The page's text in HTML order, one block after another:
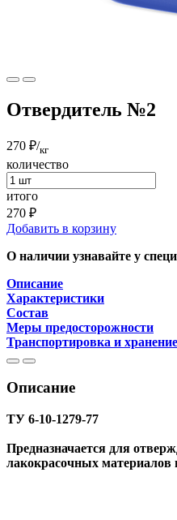
Отвердитель №2
270 ₽/кг
количество
итого
270 ₽
Добавить в корзину
О наличии узнавайте у
Описание
Характеристики
Состав
Меры предосторожности
Транспортировка и хранение
Описание
ТУ 6-10-1279-77
Предназначается для
лакокрасочных материалов